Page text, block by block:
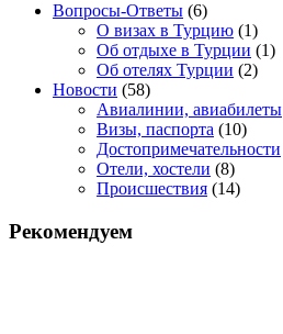
Вопросы-Ответы (6)
О визах в Турцию (1)
Об отдыхе в Турции (1)
Об отелях Турции (2)
Новости (58)
Авиалинии, авиабилеты
Визы, паспорта (10)
Достопримечательности
Отели, хостели (8)
Происшествия (14)
Рекомендуем